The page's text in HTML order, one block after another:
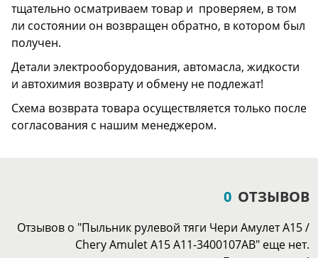
тщательно осматриваем товар и проверяем, в том
ли состоянии он возвращен обратно, в котором был
получен.
Детали электрооборудования, автомасла, жидкости
и автохимия возврату и обмену не подлежат!
Схема возврата товара осуществляется только после
согласования с нашим менеджером.
0 ОТЗЫВОВ
Отзывов о "Пыльник рулевой тяги Чери Амулет А15 /
Chery Amulet A15 A11-3400107AB" еще нет.